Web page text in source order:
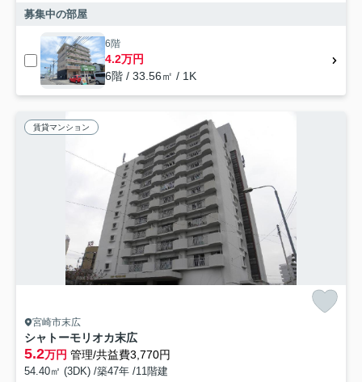
募集中の部屋
6階
4.2万円
6階 / 33.56㎡ / 1K
賃貸マンション
宮崎市末広
シャトーモリオカ末広
5.2万円 管理/共益費3,770円
54.40㎡ (3DK) /築47年 /11階建